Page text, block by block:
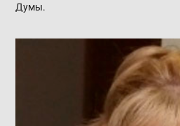
Думы.